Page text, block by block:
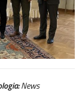
News